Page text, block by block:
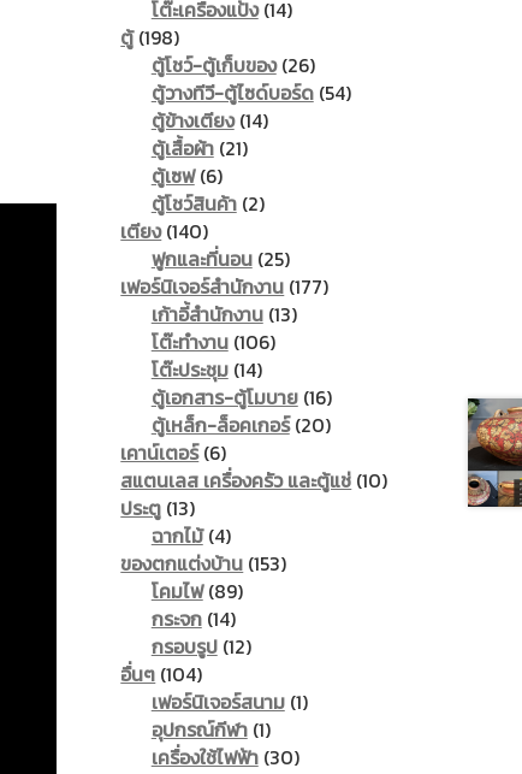
products
โต๊ะเครื่องแป้ง 1414
ตู้ 198198
products
ตู้โชว์-ตู้เก็บของ 2626
products
ตู้วางทีวี-ตู้ไซด์บอร์ด 5454
ตู้ข้างเตียง 1414
ตู้เสื้อผ้า 2121
ตู้เซฟ 66
products
ตู้โชว์สินค้า 22
เตียง 140140
products
ฟูกและที่นอน 2525
products
เฟอร์นิเจอร์สำนักงาน 177177
เก้าอี้สำนักงาน 1313
โต๊ะทำงาน 106106
โต๊ะประชุม 1414
products
ตู้เอกสาร-ตู้โมบาย 1616
products
ตู้เหล็ก-ล็อคเกอร์ 2020
เคาน์เตอร์ 66
products
สแตนเลส เครื่องครัว และตู้แช่ 1010
ประตู 1313
products
ฉากไม้ 44
products
ของตกแต่งบ้าน 153153
โคมไฟ 8989
products
กระจก 1414
products
กรอบรูป 1212
อื่นๆ 104104
products
เฟอร์นิเจอร์สนาม 11
อุปกรณ์กีฬา 11
product
เครื่องใช้ไฟฟ้า 3030